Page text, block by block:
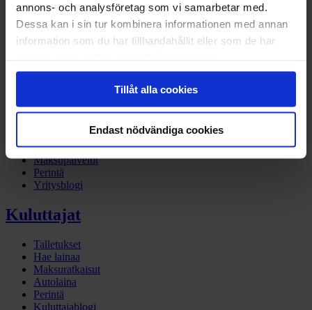
annons- och analysföretag som vi samarbetar med.
Dessa kan i sin tur kombinera informationen med annan
information som du har tillhandahållit eller som de har
Tillåt alla cookies
Endast nödvändiga cookies
Linkedin
Twitter
Laskutus
Myynnin rahoitus
Ajoneuvorahoitus
Maksupalvelut
Perintä
Yritysblogi
Kuluttajat
Talletukset
Hae lainaa
Maksuratkaisut
Autolaina
Perintä
Kuluttajablogi